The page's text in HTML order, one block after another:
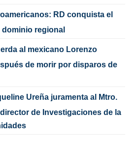
RD conquista el
regional
al mexicano Lorenzo
de morir por disparos de
Ureña juramenta al Mtro.
de Investigaciones de la